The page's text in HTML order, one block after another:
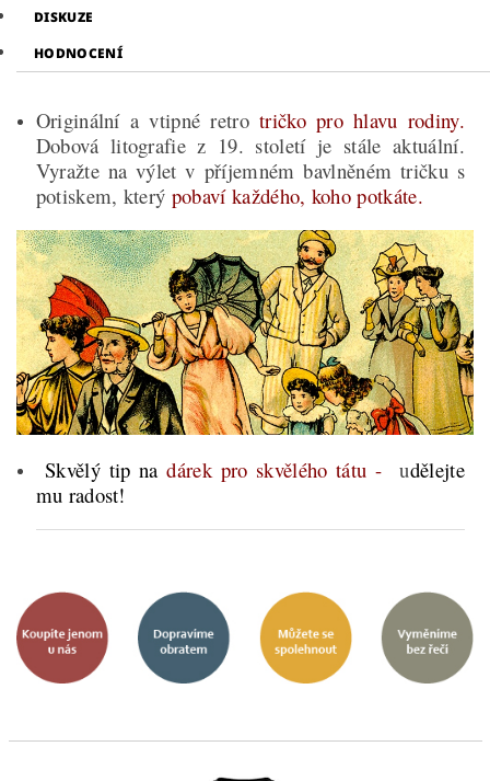
DISKUZE
HODNOCENÍ
Originální a vtipné retro tričko pro hlavu rodiny.
Dobová litografie z 19. století je stále aktuální.
Vyražte na výlet v příjemném bavlněném tričku s
potiskem, který pobaví každého, koho potkáte.
Skvělý tip nadárek pro skvělého tátu - udělejte
mu radost!